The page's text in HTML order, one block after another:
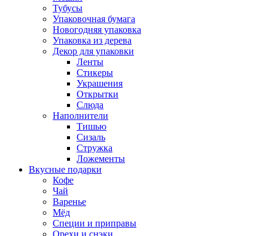
Тубусы
Упаковочная бумага
Новогодняя упаковка
Упаковка из дерева
Декор для упаковки
Ленты
Стикеры
Украшения
Открытки
Слюда
Наполнители
Тишью
Сизаль
Стружка
Ложементы
Вкусные подарки
Кофе
Чай
Варенье
Мёд
Специи и приправы
Орехи и снэки